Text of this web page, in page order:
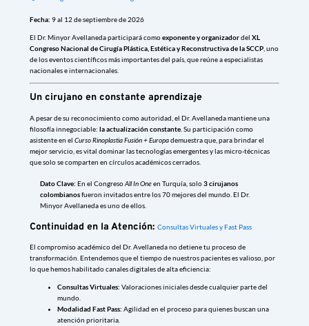
Fecha: 9 al 12 de septiembre de 2026
El Dr. Minyor Avellaneda participará comoexponente y organizadordel XL
Congreso Nacional de Cirugía Plástica, Estética y Reconstructiva de la SCCP , uno
de los eventos científicos más importantes del país, que reúne a especialistas
nacionales e internacionales.
Un cirujano en constante aprendizaje
A pesar de su reconocimiento como autoridad, el Dr. Avellaneda mantiene una
filosofía innegociable: la actualización constante . Su participación como
asistente en el Curso Rinoplastia Fusión + Europademuestra que, para brindar el
mejor servicio, es vital dominar las tecnologías emergentes y las micro-técnicas
que solo se comparten en círculos académicos cerrados.
Dato Clave: En el CongresoAll In Oneen Turquía, solo3 cirujanos
colombianosfueron invitados entre los 70 mejores del mundo. El Dr.
Minyor Avellaneda es uno de ellos.
Continuidad en la Atención: Consultas Virtuales y Fast Pass
El compromiso académico del Dr. Avellaneda no detiene tu proceso de
transformación. Entendemos que el tiempo de nuestros pacientes es valioso, por
lo que hemos habilitado canales digitales de alta eficiencia:
Consultas Virtuales: Valoraciones iniciales desde cualquier parte del
mundo.
Modalidad Fast Pass: Agilidad en el proceso para quienes buscan una
atención prioritaria.